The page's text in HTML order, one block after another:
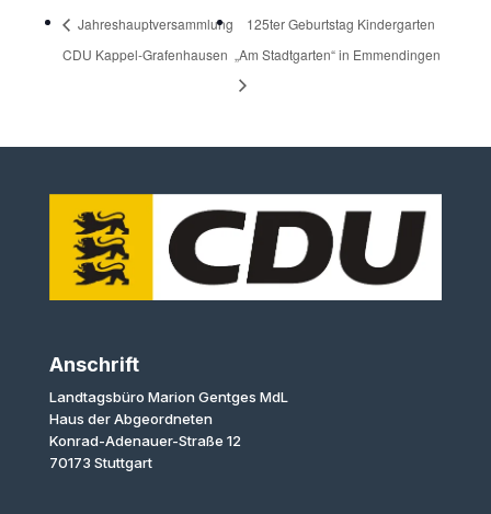
Jahreshauptversammlung
CDU Kappel-Grafenhausen
125ter Geburtstag Kindergarten
„Am Stadtgarten“ in Emmendingen
Anschrift
Landtagsbüro Marion Gentges MdL
Haus der Abgeordneten
Konrad-Adenauer-Straße 12
70173 Stuttgart